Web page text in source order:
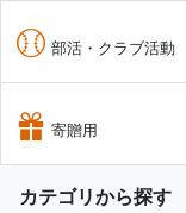
部活・クラブ活動
寄贈用
カテゴリから探す